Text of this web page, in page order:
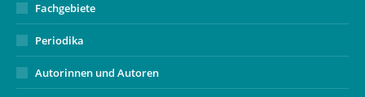
Fachgebiete
Periodika
Autorinnen und Autoren